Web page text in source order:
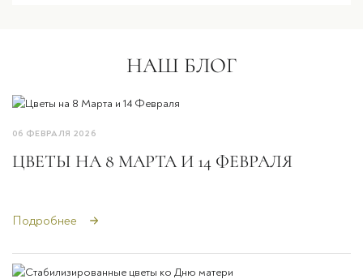
НАШ БЛОГ
06 ФЕВРАЛЯ 2026
ЦВЕТЫ НА 8 МАРТА И 14 ФЕВРАЛЯ
Подробнее